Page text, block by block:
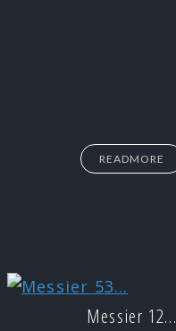
READMORE
Messier 12…